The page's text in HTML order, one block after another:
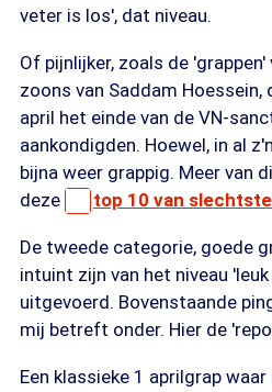
veter is los', dat niveau.
Of pijnlijker, zoals de 'grappen'
zoons van Saddam Hoessein,
april het einde van de VN-
aankondigden. Hoewel, in al
bijna weer grappig. Meer van
deze
top 10 van
De tweede categorie, goede
intuint zijn van het niveau
uitgevoerd. Bovenstaande
mij betreft onder. Hier de
Een klassieke 1 aprilgrap